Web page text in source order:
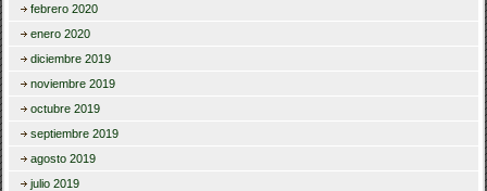
febrero 2020
enero 2020
diciembre 2019
noviembre 2019
octubre 2019
septiembre 2019
agosto 2019
julio 2019